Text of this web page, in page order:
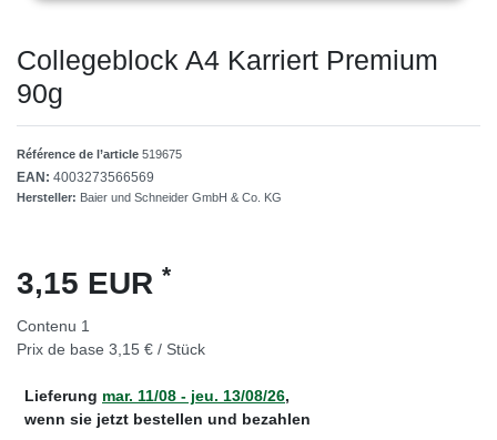
Collegeblock A4 Karriert Premium
90g
Référence de l’article 519675
EAN: 4003273566569
Hersteller: Baier und Schneider GmbH & Co. KG
3,15 EUR *
Contenu 1
Prix de base 3,15 € / Stück
Lieferung mar. 11/08 - jeu. 13/08/26,
wenn sie jetzt bestellen und bezahlen